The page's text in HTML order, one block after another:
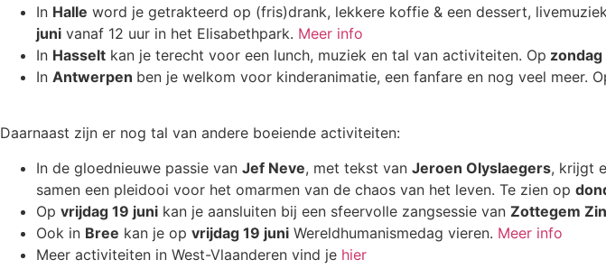
In Halle word je getrakteerd op (fris)drank, lekkere koffie & een dessert,
juni vanaf 12 uur in het Elisabethpark. Meer info
In Hasselt kan je terecht voor een lunch, muziek en tal van activiteiten. Op zondag
In Antwerpen ben je welkom voor kinderanimatie, een fanfare en nog veel meer.
Daarnaast zijn er nog tal van andere boeiende activiteiten:
In de gloednieuwe passie van Jef Neve, met tekst van Jeroen Olyslaegers, krijgt
samen een pleidooi voor het omarmen van de chaos van het leven. Te zien op
Op vrijdag 19 juni kan je aansluiten bij een sfeervolle zangsessie van Zottegem
Ook in Bree kan je op vrijdag 19 juni Wereldhumanismedag vieren. Meer info
Meer activiteiten in West-Vlaanderen vind je hier